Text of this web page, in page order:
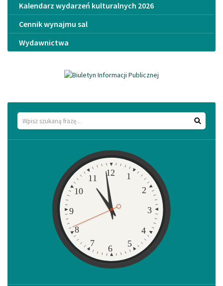
Kalendarz wydarzeń kulturalnych 2026
Cennik wynajmu sal
Wydawnictwa
Wyszukaj
1
2
3
4
5
6
7
8
9
10
11
12